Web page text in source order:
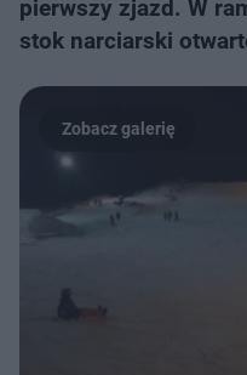
pierwszy zjazd. W
stok narciarski